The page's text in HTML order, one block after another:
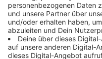
größte Gruppe
(jew. rund 10.000) und
Besonderheit hier bei
vor Menschen aus
Stadt gemeldet. Zum